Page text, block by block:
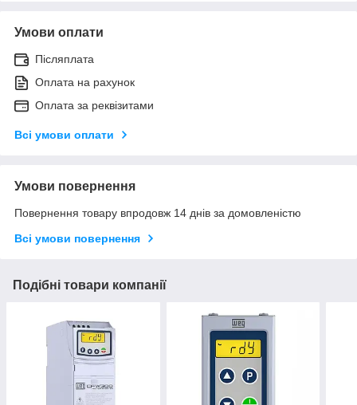
Умови оплати
Післяплата
Оплата на рахунок
Оплата за реквізитами
Всі умови оплати
Умови повернення
Повернення товару впродовж 14 днів за домовленістю
Всі умови повернення
Подібні товари компанії